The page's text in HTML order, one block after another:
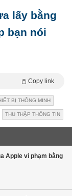
lấy bằng
bạn nói
Copy link
BỊ THÔNG MINH
THU THẬP THÔNG TIN
Apple vi phạm bằng